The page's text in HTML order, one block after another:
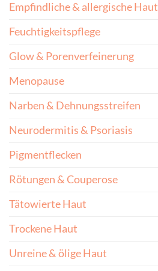
Empfindliche & allergische Haut
Feuchtigkeitspflege
Glow & Porenverfeinerung
Menopause
Narben & Dehnungsstreifen
Neurodermitis & Psoriasis
Pigmentflecken
Rötungen & Couperose
Tätowierte Haut
Trockene Haut
Unreine & ölige Haut